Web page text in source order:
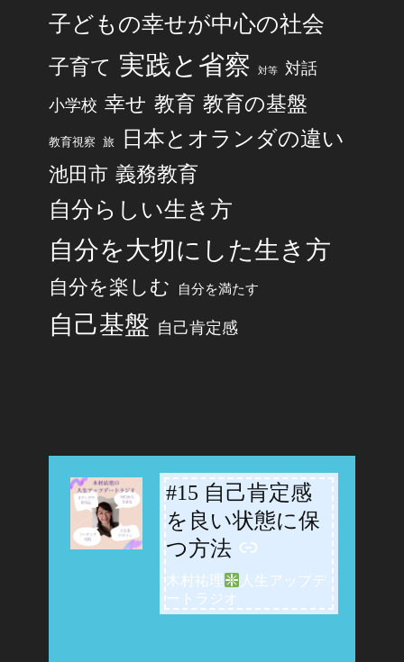
子どもの幸せが中心の社会
子育て 実践と省察 対等
対話
小学校 幸せ 教育 教育の基盤
教育視察 旅 日本とオランダの違い
池田市 義務教育
自分らしい生き方
自分を大切にした生き方
自分を楽しむ 自分を満たす
自己基盤 自己肯定感
#15 自己肯定感
を良い状態に保
つ方法
-
木村祐理
人生アップデ
ートラジオ